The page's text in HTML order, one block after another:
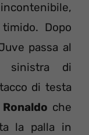
Dopo
passa al
sinistra di
di testa
che
la palla in